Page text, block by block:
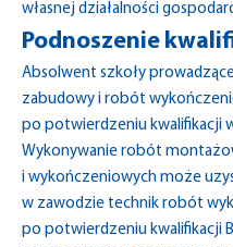
własnej działalności
Podnoszenie
Absolwent szkoły
zabudowy i robót
po potwierdzeniu kwalifikacji
Wykonywanie robót
i wykończeniowych może
w zawodzie technik robót
po potwierdzeniu kwalifikacji